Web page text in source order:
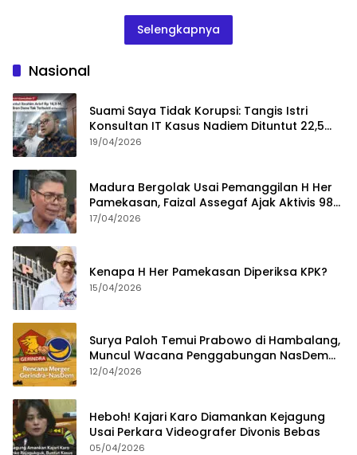
Selengkapnya
Nasional
Suami Saya Tidak Korupsi: Tangis Istri
Konsultan IT Kasus Nadiem Dituntut 22,5
Tahun
19/04/2026
Madura Bergolak Usai Pemanggilan H Her
Pamekasan, Faizal Assegaf Ajak Aktivis 98
Bongkar Permainan KPK
17/04/2026
Kenapa H Her Pamekasan Diperiksa KPK?
15/04/2026
Surya Paloh Temui Prabowo di Hambalang,
Muncul Wacana Penggabungan NasDem
dan Gerindra
12/04/2026
Heboh! Kajari Karo Diamankan Kejagung
Usai Perkara Videografer Divonis Bebas
05/04/2026